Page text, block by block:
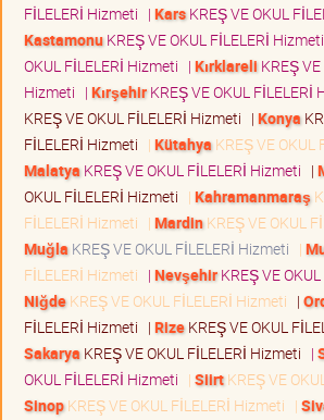
FİLELERİ Hizmeti | KarsKREŞ VE OKUL
KastamonuKREŞ VE OKUL FİLELERİ Hizmeti
OKUL FİLELERİ Hizmeti | Kırklareli KREŞ
Hizmeti | KırşehirKREŞ VE OKUL FİLELERİ
KREŞ VE OKUL FİLELERİ Hizmeti | Konya
FİLELERİ Hizmeti | Kütahya KREŞ VE OKUL
Malatya KREŞ VE OKUL FİLELERİ Hizmeti |
OKUL FİLELERİ Hizmeti | Kahramanmaraş
FİLELERİ Hizmeti | MardinKREŞ VE OKUL
Muğla KREŞ VE OKUL FİLELERİ Hizmeti |
FİLELERİ Hizmeti | NevşehirKREŞ VE
NiğdeKREŞ VE OKUL FİLELERİ Hizmeti |
FİLELERİ Hizmeti | RizeKREŞ VE OKUL
Sakarya KREŞ VE OKUL FİLELERİ Hizmeti |
OKUL FİLELERİ Hizmeti | SiirtKREŞ VE
SinopKREŞ VE OKUL FİLELERİ Hizmeti |